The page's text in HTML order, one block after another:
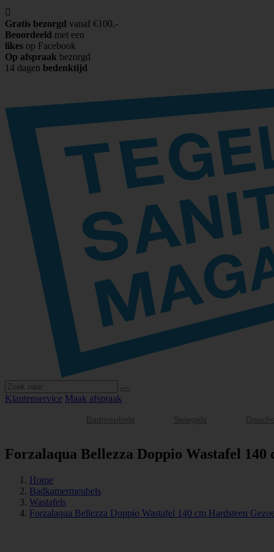

Gratis bezorgd vanaf €100,-
Beoordeeld met een
likes op Facebook
Op afspraak bezorgd
14 dagen bedenktijd
Klantenservice Maak afspraak
Badmeubels Spiegels
Forzalaqua Bellezza Doppio Wastafel 140
Home
Badkamermeubels
Wastafels
Forzalaqua Bellezza Doppio Wastafel 140 cm Hardsteen